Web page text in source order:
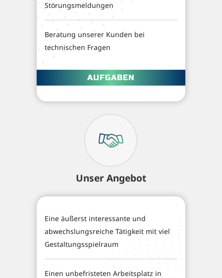
Störungsmeldungen
Beratung unserer Kunden bei
technischen Fragen
AUFGABEN
Unser Angebot
Eine äußerst interessante und
abwechslungsreiche Tätigkeit mit viel
Gestaltungsspielraum
Einen unbefristeten Arbeitsplatz in